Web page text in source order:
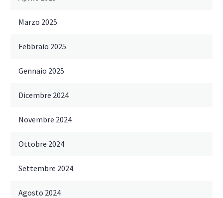
Marzo 2025
Febbraio 2025
Gennaio 2025
Dicembre 2024
Novembre 2024
Ottobre 2024
Settembre 2024
Agosto 2024